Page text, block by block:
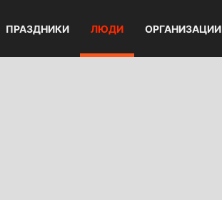
ПРАЗДНИКИ ЛЮДИ ОРГАНИЗАЦИИ